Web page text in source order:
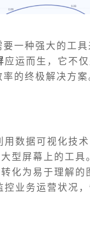
一种强大的工
应运而生，它不
的终极解决方案
数据可视化技
型屏幕上的工
化为易于理解的
业务运营状况